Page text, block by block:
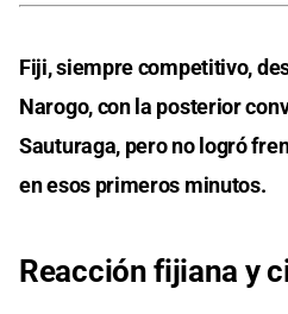
Fiji, siempre competitivo,
Narogo, con la posterior
Sauturaga, pero no logró
en esos primeros minutos.
Reacción fijiana y